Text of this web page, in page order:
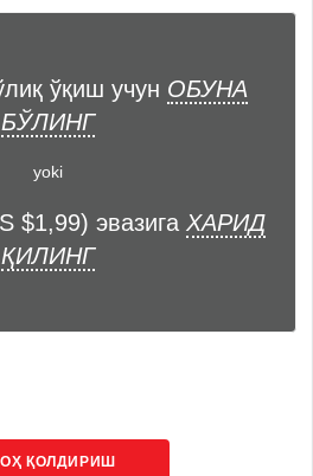
ўқиш учун ОБУНА
БЎЛИНГ
yoki
$1,99) эвазига ХАРИД
ҚИЛИНГ
ҚОЛДИРИШ